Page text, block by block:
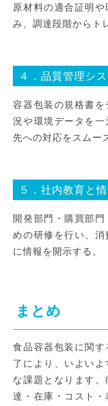
原材料の適合証明
み、調達段階からト
４．品質管理シ
容器包装の規格書
況や環境データを
先への対応をスムー
５．社内教育と
開発部門・購買部
めの研修を行い、
に情報を開示する。
まとめ
食品容器包装に関
了により、いよい
な課題となります
達・在庫・コスト